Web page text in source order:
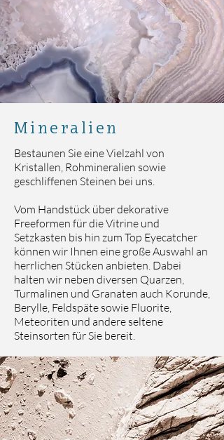
Mineralien
Bestaunen Sie eine Vielzahl von
Kristallen, Rohmineralien sowie
geschliffenen Steinen bei uns.
Vom Handstück über dekorative
Freeformen für die Vitrine und
Setzkasten bis hin zum Top Eyecatcher
können wir Ihnen eine große Auswahl an
herrlichen Stücken anbieten. Dabei
halten wir neben diversen Quarzen,
Turmalinen und Granaten auch Korunde,
Berylle, Feldspäte sowie Fluorite,
Meteoriten und andere seltene
Steinsorten für Sie bereit.